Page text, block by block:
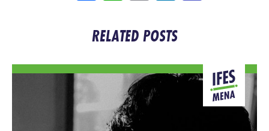
RELATED POSTS